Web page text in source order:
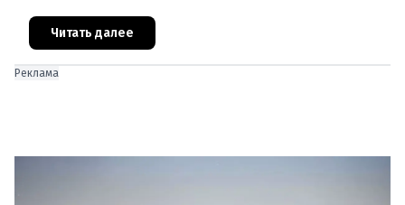
доступной.Трагедия Чернобыля
Читать далее
Реклама